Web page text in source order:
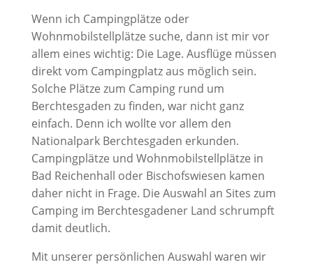
Wenn ich Campingplätze oder
Wohnmobilstellplätze suche, dann ist mir vor
allem eines wichtig: Die Lage. Ausflüge müssen
direkt vom Campingplatz aus möglich sein.
Solche Plätze zum Camping rund um
Berchtesgaden zu finden, war nicht ganz
einfach. Denn ich wollte vor allem den
Nationalpark Berchtesgaden erkunden.
Campingplätze und Wohnmobilstellplätze in
Bad Reichenhall oder Bischofswiesen kamen
daher nicht in Frage. Die Auswahl an Sites zum
Camping im Berchtesgadener Land schrumpft
damit deutlich.
Mit unserer persönlichen Auswahl waren wir